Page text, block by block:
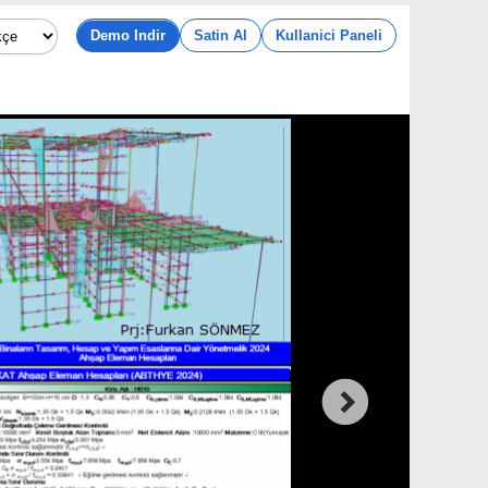
Demo Indir Satin Al Kullanici Paneli